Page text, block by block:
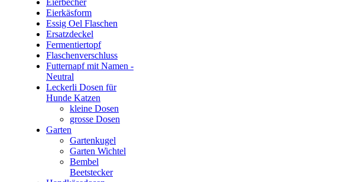
Eierbecher
Eierkäsform
Essig Oel Flaschen
Ersatzdeckel
Fermentiertopf
Flaschenverschluss
Futternapf mit Namen -
Neutral
Leckerli Dosen für
Hunde Katzen
kleine Dosen
grosse Dosen
Garten
Gartenkugel
Garten Wichtel
Bembel
Beetstecker